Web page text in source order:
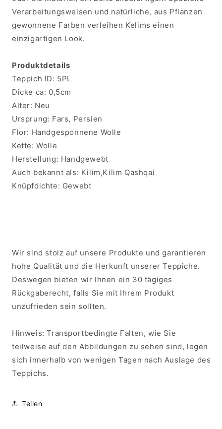
Verarbeitungsweisen und natürliche, aus Pflanzen
gewonnene Farben verleihen Kelims einen
einzigartigen Look.
Produktdetails
Teppich ID: 5PL
Dicke ca: 0,5cm
Alter: Neu
Ursprung: Fars, Persien
Flor: Handgesponnene Wolle
Kette: Wolle
Herstellung: Handgewebt
Auch bekannt als: Kilim,Kilim Qashqai
Knüpfdichte: Gewebt
Wir sind stolz auf unsere Produkte und garantieren
hohe Qualität und die Herkunft unserer Teppiche.
Deswegen bieten wir Ihnen ein 30 tägiges
Rückgaberecht, falls Sie mit Ihrem Produkt
unzufrieden sein sollten.
Hinweis: Transportbedingte Falten, wie Sie
teilweise auf den Abbildungen zu sehen sind, legen
sich innerhalb von wenigen Tagen nach Auslage des
Teppichs.
Teilen